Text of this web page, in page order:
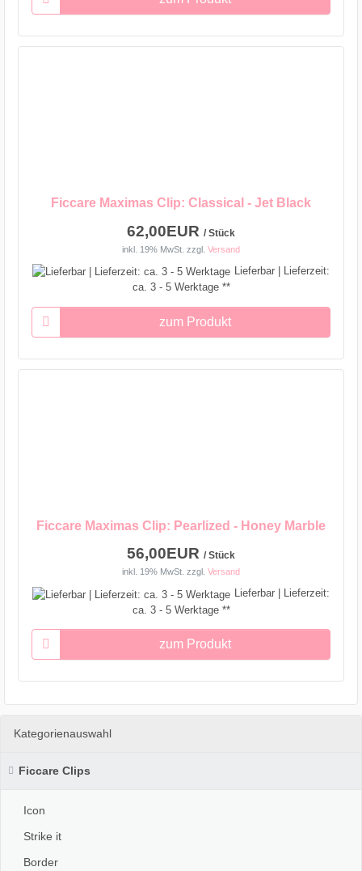
Ficcare Maximas Clip: Classical - Jet Black
62,00EUR / Stück
inkl. 19% MwSt. zzgl. Versand
Lieferbar | Lieferzeit:
ca. 3 - 5 Werktage **
zum Produkt
Ficcare Maximas Clip: Pearlized - Honey Marble
56,00EUR / Stück
inkl. 19% MwSt. zzgl. Versand
Lieferbar | Lieferzeit:
ca. 3 - 5 Werktage **
zum Produkt
Kategorienauswahl
Ficcare Clips
Icon
Strike it
Border